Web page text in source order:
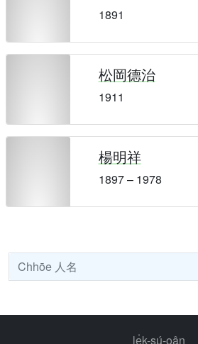
1891
松岡德治
1911
楊明祥
1897 – 1978
le̍k-sú-oân